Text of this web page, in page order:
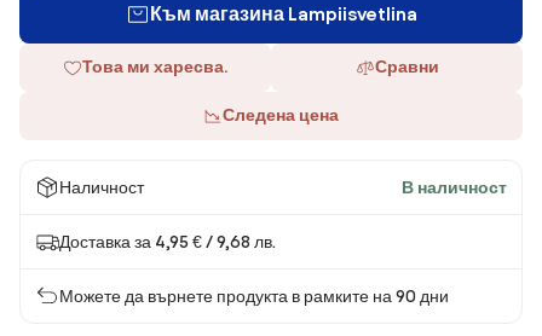
Към магазина Lampiisvetlina
Това ми харесва. Сравни
Следена цена
Наличност В наличност
Доставка за 4,95 € / 9,68 лв.
Можете да върнете продукта в рамките на 90 дни